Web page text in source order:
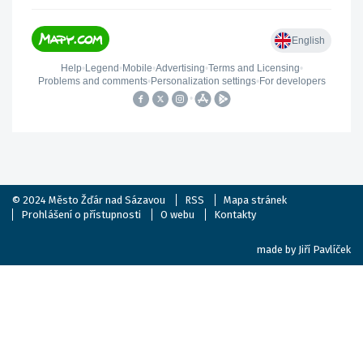
© 2024 Město Žďár nad Sázavou RSS
Mapa stránek
Prohlášení o přístupnosti
O webu Kontakty
made by Jiří Pavlíček